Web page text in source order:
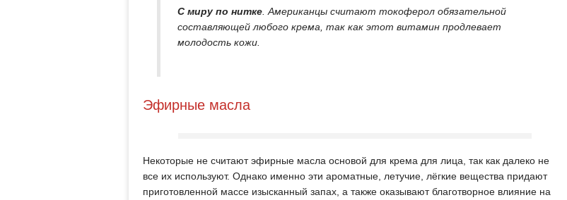
С миру по нитке . Американцы считают токоферол обязательной
составляющей любого крема, так как этот витамин продлевает
молодость кожи.
Эфирные масла
Некоторые не считают эфирные масла основой для крема для лица, так как далеко не
все их используют. Однако именно эти ароматные, летучие, лёгкие вещества придают
приготовленной массе изысканный запах, а также оказывают благотворное влияние на